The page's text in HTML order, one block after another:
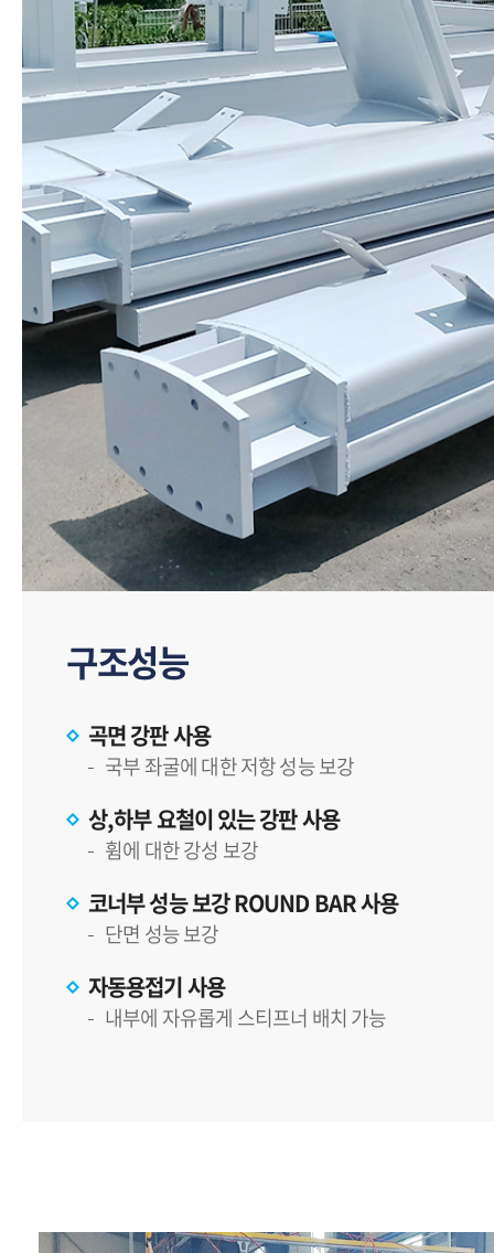
구조성능
곡면 강판 사용
국부 좌굴에 대한 저항 성능 보강
상,하부 요철이 있는 강판 사용
휨에 대한 강성 보강
코너부 성능 보강 ROUND BAR 사용
단면 성능 보강
자동용접기 사용
내부에 자유롭게 스티프너 배치 가능